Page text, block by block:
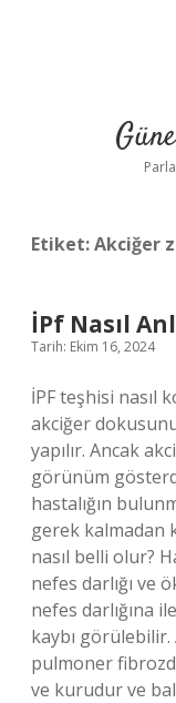
Etiket:Akciğer
İPf Nasıl
Tarih: Ekim 16, 2024
İPF teşhisi nasıl
akciğer
yapılır. Ancak
görünüm
hastalığın
gerek kalmadan
nasıl belli olur?
nefes darlığı ve
nefes darlığına
kaybı görülebilir.
pulmoner
ve kurudur ve